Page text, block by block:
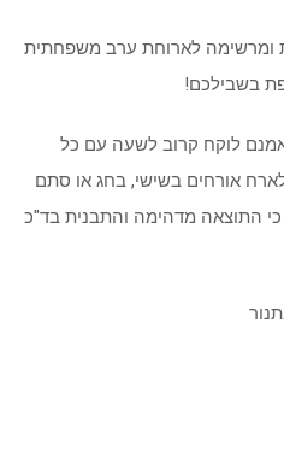
ומרשימה לארוחת ערב משפחתית
בשבילכם!
לוקח קרוב לשעה עם כל
אורחים בשישי, בחג או סתם
התוצאה מדהימה והתבנית בד"כ